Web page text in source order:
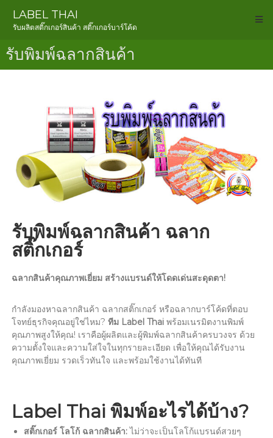
LABEL THAI
รับผลิตสติ๊กเกอร์สินค้า สติ๊กเกอร์บาร์โค้ด
รับพิมพ์ฉลากสินค้า
รับพิมพ์ฉลากสินค้า ฉลาก
สติ๊กเกอร์
ฉลากสินค้าคุณภาพเยี่ยม สร้างแบรนด์ให้โดดเด่นสะดุดตา!
กำลังมองหาฉลากสินค้า ฉลากสติ๊กเกอร์ หรือฉลากบาร์โค้ดที่ตอบ
โจทย์ธุรกิจคุณอยู่ใช่ไหม? ทีม Label Thaiพร้อมเนรมิตงานพิมพ์
คุณภาพสูงให้คุณ! เราคือผู้ผลิตและผู้พิมพ์ฉลากสินค้าครบวงจร ด้วย
ความตั้งใจและความใส่ใจในทุกรายละเอียด เพื่อให้คุณได้รับงาน
คุณภาพเยี่ยม รวดเร็วทันใจ และพร้อมใช้งานได้ทันที
Label Thai พิมพ์อะไรได้บ้าง?
สติ๊กเกอร์ โลโก้ ฉลากสินค้า:ไม่ว่าจะเป็นโลโก้แบรนด์สวยๆ